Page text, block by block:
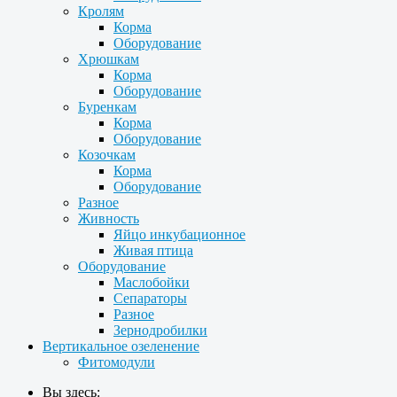
Кролям
Корма
Оборудование
Хрюшкам
Корма
Оборудование
Буренкам
Корма
Оборудование
Козочкам
Корма
Оборудование
Разное
Живность
Яйцо инкубационное
Живая птица
Оборудование
Маслобойки
Сепараторы
Разное
Зернодробилки
Вертикальное озеленение
Фитомодули
Вы здесь: